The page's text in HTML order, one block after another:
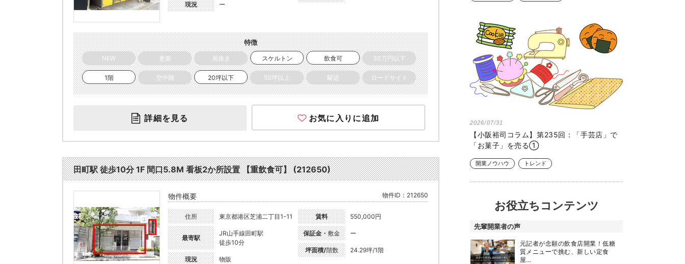
現況 ー
特徴
NEW 更新 居抜き スケルトン 飲食可 30万円以下
1階 空中階 20坪以下 50坪以上 駅近 ロードサイド
詳細を見る お気に入りに追加
田町駅 徒歩10分 1F 間口5.8M 看板2か所設置 【重飲食可】 (212650)
物件概要 物件ID：212650
住所 東京都港区芝浦二丁目1-11
最寄駅
JR山手線田町駅
徒歩10分
現況 物販
賃料 550,000円
保証金・敷金 ー
坪面積/階数 24.29坪/1階
2026/07/31
【小阪裕司コラム】第235回：「手芸店」で
「お菓子」を売る①
開業ノウハウ トレンド
お役立ちコンテンツ
先輩開業者の声
元記者が念願の飲食店開業！低糖
質メニューで挑む、新しい定食
屋…